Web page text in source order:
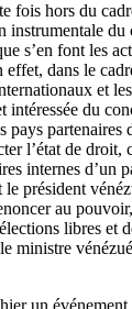
fois hors du
instrumentale du
s’en font les
effet, dans le
et
intéressée du
pays partenaires
l’état de droit,
internes d’un
président
au
libres et
ministre